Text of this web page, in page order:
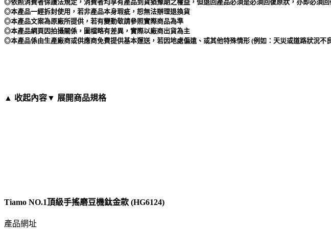
◎依照消費者保護法規定，消費者均享有產品到貨猶豫期之權益，但退回產品必須是必須回復原狀，亦即必須
◎本產品一經拆封使用，若非產品本身瑕疵，恕無法辦理退換貨
◎本產品文案為原廠所提供，若有變動敬請參照實際商品為準
◎本產品網頁因拍攝關係，圖檔略有差異，實際以廠商出貨為主
◎本產品係由生產廠商或供應商免費提供基本運送，若因地處偏遠、或其他特殊情形 (例如：天災或道路狀況
▲ 收起內容▼ 展開商品規格
Tiamo NO.1頂級手搖磨豆機鈦金款 (HG6124)
產品網址